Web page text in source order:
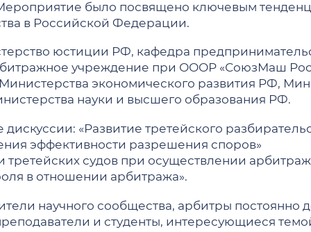
УМО
Образовательные стандарты
Учебные программы
Аналитика и публикации
Грифы УМО
Состав УМО факультета
сентября 2026 г.
лет
Интенсивный курс по
ПО ПРАВУ БАКАЛАВРИАТ
Ответы на вопросы
образование)
планы
МЕЖДУНАРОДНОЕ
Наши партнеры -
Действующие соглашения
Сотрудничество в сферах
Зарубежные стажировки
Рассказы студентов о
НАУЧНЫЕ ПРОЕКТЫ,
Научные проекты,
Конкурсы
Научно-
ПРЕМИИ, ПОЧЕТНЫЕ
Выступления в СМИ
Издания —
Аналитика и статьи о
СМИ о нас
было посвящено ключевым
в Российской Федерации.
юстиции РФ, кафедра
учреждение при ОООР «СоюзМаш
экономического развития РФ,
науки и высшего образования РФ.
«Развитие третейского
эффективности разрешения споров»
третейских судов при осуществлении
в отношении арбитража».
научного сообщества, арбитры постоянно
и студенты, интересующиеся